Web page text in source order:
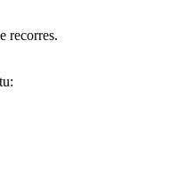
recorres.